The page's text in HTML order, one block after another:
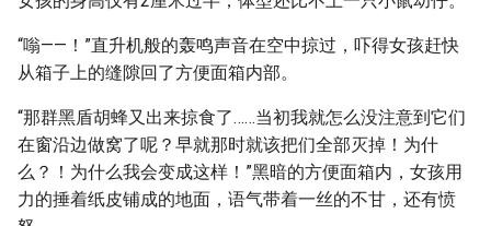
“嗡——！”直升机般的轰鸣声音在空中掠过，吓得女孩赶快
从箱子上的缝隙回了方便面箱内部。
“那群黑盾胡蜂又出来掠食了……当初我就怎么没注意到它们
在窗沿边做窝了呢？早就那时就该把们全部灭掉！为什
么？！为什么我会变成这样！”黑暗的方便面箱内，女孩用
力的捶着纸皮铺成的地面，语气带着一丝的不甘，还有愤